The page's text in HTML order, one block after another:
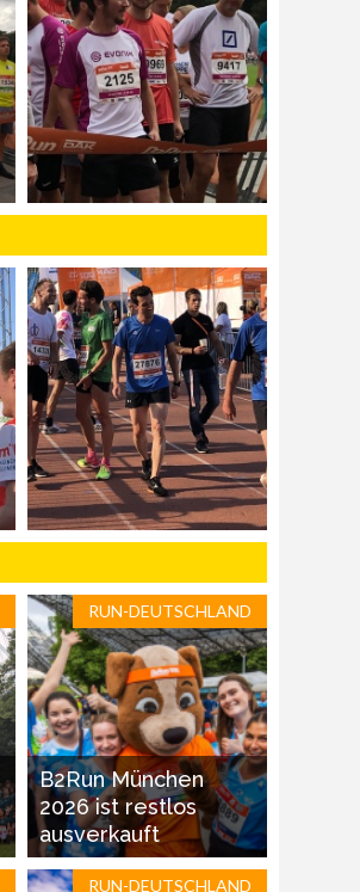
RUN-DEUTSCHLAND
B2Run München
2026 ist restlos
ausverkauft
RUN-DEUTSCHLAND